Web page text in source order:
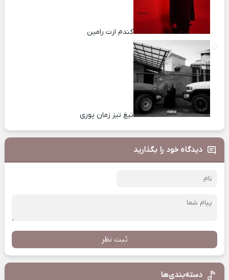
کندم ازت رامین
تیغ تیز زمان پوری
دیدگاه خود را بگذارید
ثبت نظر
دسته‌بندی‌ها